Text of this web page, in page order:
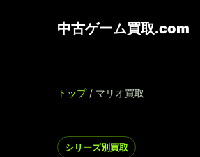
中古ゲーム買取.com
トップ/ マリオ買取
シリーズ別買取